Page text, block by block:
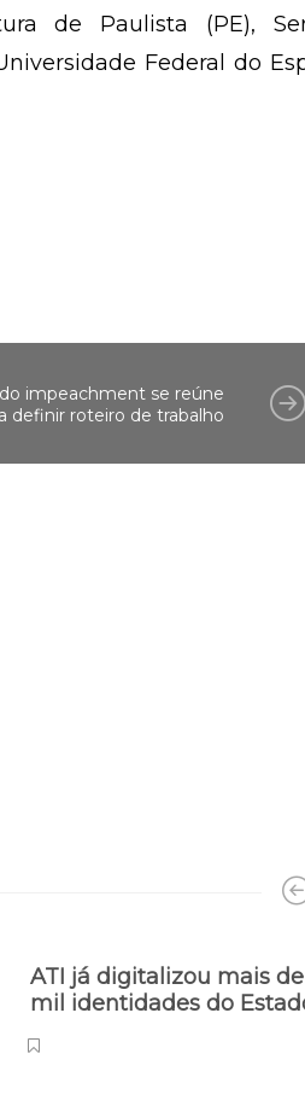
de Paulista (PE),
Federal do
impeachment se reúne
definir roteiro de trabalho
ATI já digitalizou mais
mil identidades do